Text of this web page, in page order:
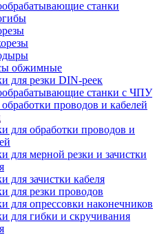
станки
обжимные
для резки DIN-реек
станки с ЧПУ
проводов и кабелей
для обработки проводов и
для мерной резки и зачистки
для зачистки кабеля
для резки проводов
для опрессовки наконечников
для гибки и скручивания